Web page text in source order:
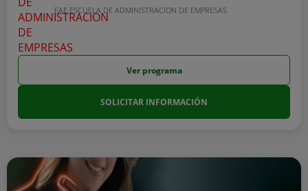
EAE ESCUELA DE ADMINISTRACION DE EMPRESAS
Ver programa
SOLICITAR INFORMACIÓN